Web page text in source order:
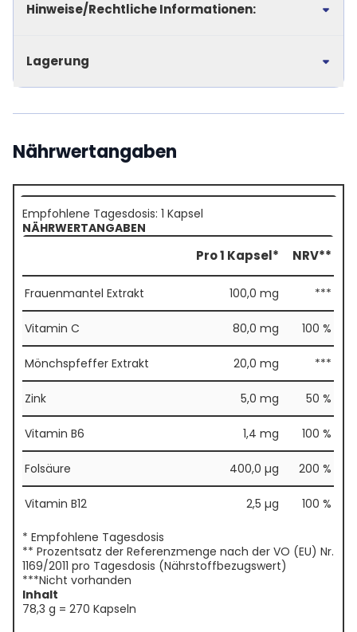
Hinweise/Rechtliche Informationen:
Lagerung
Nährwertangaben
Empfohlene Tagesdosis: 1 Kapsel
NÄHRWERTANGABEN
Pro 1 Kapsel* NRV**
Frauenmantel Extrakt 100,0 mg ***
Vitamin C 80,0 mg 100 %
Mönchspfeffer Extrakt 20,0 mg ***
Zink 5,0 mg 50 %
Vitamin B6 1,4 mg 100 %
Folsäure 400,0 µg 200 %
Vitamin B12 2,5 µg 100 %
* Empfohlene Tagesdosis
** Prozentsatz der Referenzmenge nach der VO (EU) Nr.
1169/2011 pro Tagesdosis (Nährstoffbezugswert)
***Nicht vorhanden
Inhalt
78,3 g = 270 Kapseln